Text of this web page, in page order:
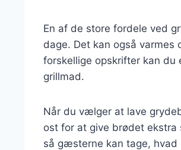
En af de store fordele ved
dage. Det kan også
forskellige opskrifter kan du
grillmad.
Når du vælger at lave
ost for at give brødet
så gæsterne kan tage, hvad